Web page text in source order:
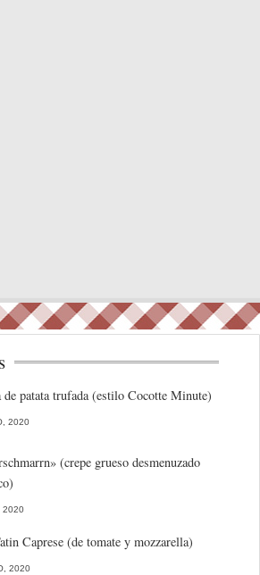
patata trufada (estilo Cocotte Minute)
2020
(crepe grueso desmenuzado
2020
Caprese (de tomate y mozzarella)
2020